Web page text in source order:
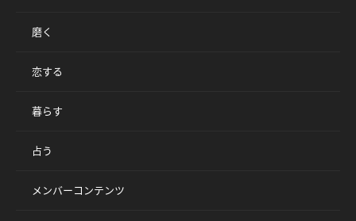
磨く
恋する
暮らす
占う
メンバーコンテンツ